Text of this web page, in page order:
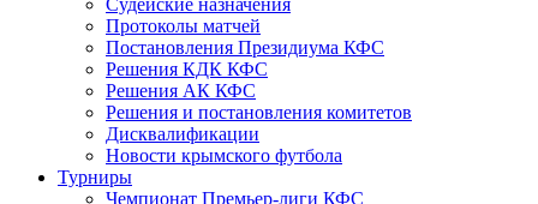
Судейские назначения
Протоколы матчей
Постановления Президиума КФС
Решения КДК КФС
Решения АК КФС
Решения и постановления комитетов
Дисквалификации
Новости крымского футбола
Турниры
Чемпионат Премьер-лиги КФС